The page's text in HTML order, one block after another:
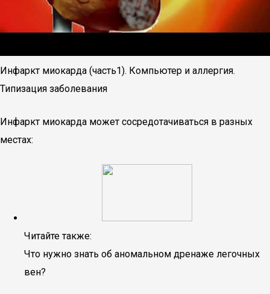
Инфаркт миокарда (часть1). Компьютер и аллергия.
Типизация заболевания
Инфаркт миокарда может сосредотачиваться в разных
местах:
Читайте также:
Что нужно знать об аномальном дренаже легочных
вен?